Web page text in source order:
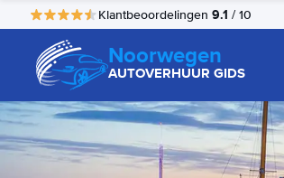
Klantbeoordelingen 9.1 / 10
Noorwegen
AUTOVERHUUR GIDS